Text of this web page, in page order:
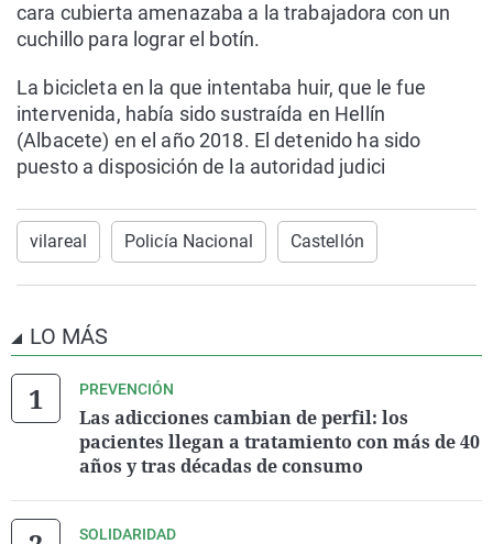
cara cubierta amenazaba a la trabajadora con un
cuchillo para lograr el botín.
La bicicleta en la que intentaba huir, que le fue
intervenida, había sido sustraída en Hellín
(Albacete) en el año 2018. El detenido ha sido
puesto a disposición de la autoridad judici
vilareal Policía Nacional Castellón
LO MÁS
PREVENCIÓN
Las adicciones cambian de perfil: los
pacientes llegan a tratamiento con más de 40
años y tras décadas de consumo
SOLIDARIDAD